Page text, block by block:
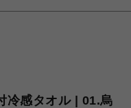
冷感タオル | 01.烏